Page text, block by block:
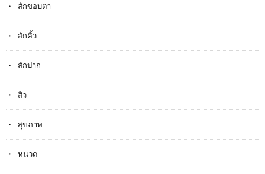
สักขอบตา
สักคิ้ว
สักปาก
สิว
สุขภาพ
หนวด